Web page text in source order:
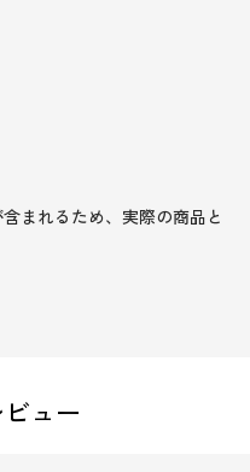
まれるため、実際の商品と
ュー